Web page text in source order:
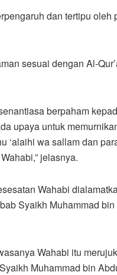
dan tertipu oleh
sesuai dengan Al-
berpaham
upaya untuk
‘alaihi wa sallam dan
jelasnya.
Wahabi
Syaikh Muhammad
Wahabi itu
Muhammad bin